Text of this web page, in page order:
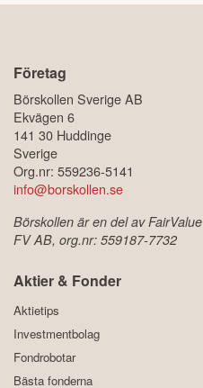
Företag
Börskollen Sverige AB
Ekvägen 6
141 30 Huddinge
Sverige
Org.nr: 559236-5141
info@borskollen.se
Börskollen är en del av FairValue
FV AB, org.nr: 559187-7732
Aktier & Fonder
Aktietips
Investmentbolag
Fondrobotar
Bästa fonderna